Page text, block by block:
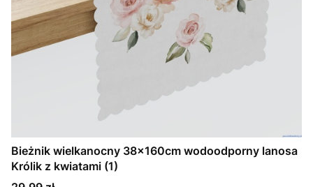
Bieżnik wielkanocny 38x160cm wodoodporny lanosa
Królik z kwiatami (1)